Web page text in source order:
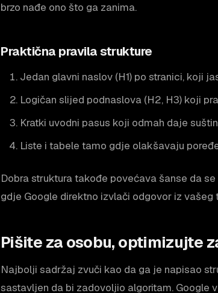
brzo nađe ono što ga zanima.
Praktična pravila strukture
Jedan glavni naslov (H1) po stranici, koji
Logičan slijed podnaslova (H2, H3) koji
Kratki uvodni pasus koji odmah daje
Liste i tabele tamo gdje olakšavaju
Dobra struktura takođe povećava šanse da
gdje Google direktno izvlači odgovor iz vašeg
Pišite za osobu, optimizujte
Najbolji sadržaj zvuči kao da ga je napisao
sastavljen da bi zadovoljio algoritam. Google